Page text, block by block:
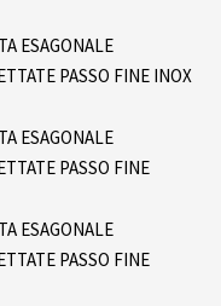
ESAGONALE
PASSO FINE INOX
ESAGONALE
PASSO FINE
ESAGONALE
PASSO FINE